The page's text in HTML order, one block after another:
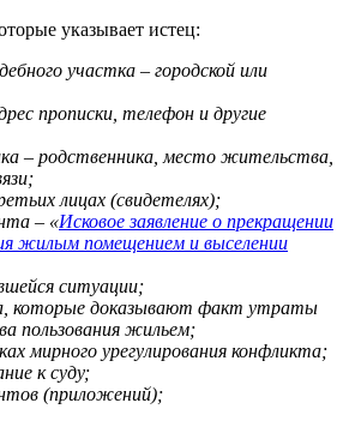
указывает истец:
участка – городской или
прописки, телефон и другие
– родственника, место жительства,
лицах (свидетелях);
– «Исковое заявление о прекращении
жилым помещением и выселении
ситуации;
которые доказывают факт утраты
пользования жильем;
мирного урегулирования конфликта;
к суду;
(приложений);